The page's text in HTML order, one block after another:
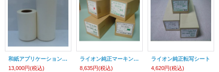
和紙アプリケーションシート
13,000円(税込)
ライオン純正マーキングフィルム
8,635円(税込)
ライオン純正転写シート
4,620円(税込)